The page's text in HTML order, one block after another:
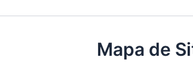
Mapa de